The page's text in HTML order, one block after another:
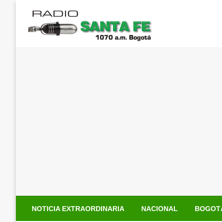
contenido
NOTICIA EXTRAORDINARIA NACIONAL